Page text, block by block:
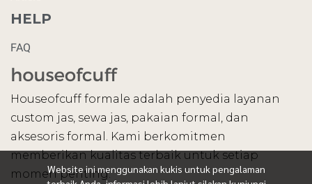
Website ini menggunakan kukis untuk pengalaman
HELP
FAQ
Houseofcuff formale adalah penyedia layanan
custom jas, sewa jas, pakaian formal, dan
aksesoris formal. Kami berkomitmen
memberikan kualitas terbaik untuk setiap
momen penting.